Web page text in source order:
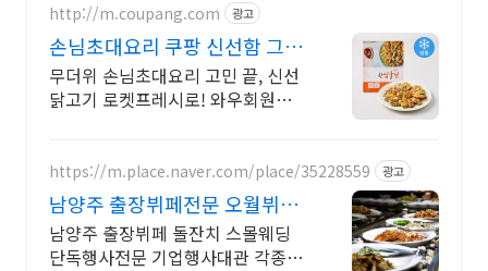
http://m.coupang.com 광고
손님초대요리 쿠팡 신선함 그대
로 집까지
무더위 손님초대요리 고민 끝, 신선
닭고기 로켓프레시로! 와우회원은
https://m.place.naver.com/place/35228559 광고
남양주 출장뷔페전문 오월뷔페
남양주 프리미엄 행사전문뷔페
남양주 출장뷔페 돌잔치 스몰웨딩
단독행사전문 기업행사대관 각종연